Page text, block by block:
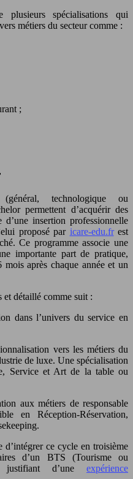
spécialisations qui
métiers du secteur comme :
;
technologique ou
permettent d’acquérir des
insertion professionnelle
proposé par icare-edu.frest
Ce programme associe une
importante part de pratique,
mois après chaque année et un
et détaillé comme suit :
l’univers du service en
vers les métiers du
de luxe. Une spécialisation
Service et Art de la table ou
aux métiers de responsable
en Réception-Réservation,
ce cycle en troisième
d’un BTS (Tourisme ou
d’une expérience